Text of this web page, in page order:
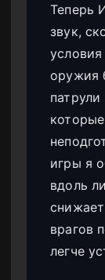
Теперь
звук,
оружия
игры я
вдоль
врагов
легче